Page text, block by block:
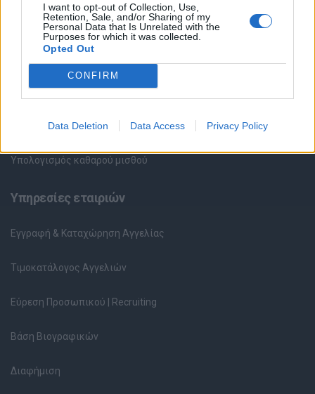
I want to opt-out of Collection, Use,
Retention, Sale, and/or Sharing of my
Personal Data that Is Unrelated with the
Purposes for which it was collected.
Opted Out
CONFIRM
Data Deletion Data Access Privacy Policy
Συμβουλές Καριέρας
HR corner
Περιγραφές Θέσεων Εργασίας
Ερωτήσεις συνεντεύξεων
Υπολογισμός καθαρού μισθού
Υπηρεσίες εταιριών
Εγγραφή & Καταχώρηση Αγγελίας
Τιμοκατάλογος Αγγελιών
Εύρεση Προσωπικού | Recruiting
Βάση Βιογραφικών
Διαφήμιση